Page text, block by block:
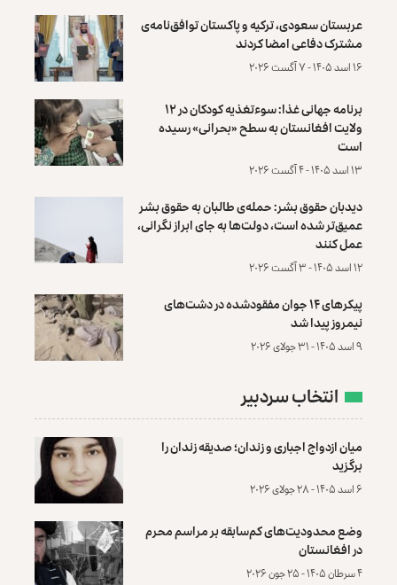
عربستان سعودی، ترکیه و پاکستان توافق‌نامه‌ی
مشترک دفاعی امضا کردند
۱۶ اسد ۱۴۰۵ - ۷ آگست ۲۰۲۶
برنامه جهانی غذا: سوءتغذیه کودکان در ۱۲
ولایت افغانستان به سطح «بحرانی» رسیده
است
۱۳ اسد ۱۴۰۵ - ۴ آگست ۲۰۲۶
دیدبان حقوق بشر: حمله‌ی طالبان به حقوق بشر
عمیق‌تر شده است، دولت‌ها به جای ابراز نگرانی،
عمل کنند
۱۲ اسد ۱۴۰۵ - ۳ آگست ۲۰۲۶
پیکرهای ۱۴ جوان مفقودشده در دشت‌های
نیمروز پیدا شد
۹ اسد ۱۴۰۵ - ۳۱ جولای ۲۰۲۶
انتخاب سردبیر
میان ازدواج اجباری و زندان؛ صدیقه زندان را
برگزید
۶ اسد ۱۴۰۵ - ۲۸ جولای ۲۰۲۶
وضع محدودیت‌های کم‌سابقه بر مراسم محرم
در افغانستان
۴ سرطان ۱۴۰۵ - ۲۵ جون ۲۰۲۶